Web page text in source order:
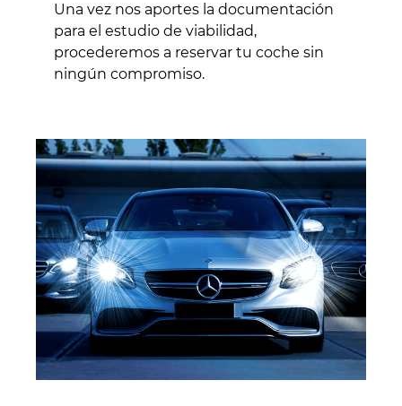
Una vez nos aportes la documentación
para el estudio de viabilidad,
procederemos a reservar tu coche sin
ningún compromiso.